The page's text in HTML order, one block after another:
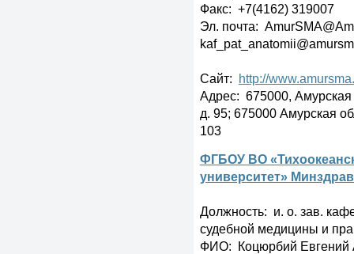
Факс: +7(4162) 319007
Эл. почта:
Сайт: http://
Адрес: 675000, Амурская
д. 95; 675000 Амурская
103
ФГБОУ ВО
университет»
Должность: и. о. зав.
судебной медицины и
ФИО: Коцюрбий Евгений